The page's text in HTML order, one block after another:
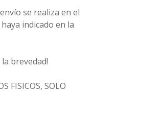
se realiza en el
indicado en la
brevedad!
FISICOS, SOLO